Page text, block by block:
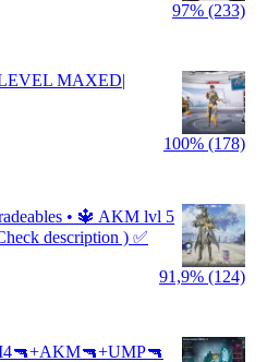
97% (233)
MAXED|
100% (178)
• 🔱 AKM lvl 5
description ) ✅
91,9% (124)